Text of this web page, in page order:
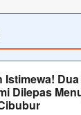
Dilepas